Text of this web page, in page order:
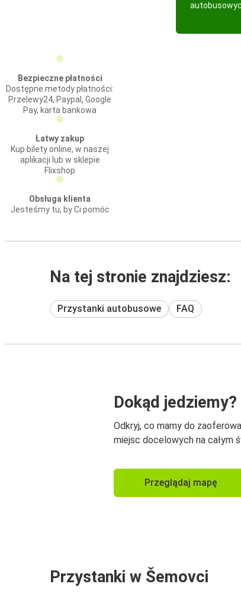
Bezpieczne płatności
Dostępne metody płatności:
Przelewy24, Paypal, Google
Pay, karta bankowa
Łatwy zakup
Kup bilety online, w naszej
aplikacji lub w sklepie
Flixshop
Obsługa klienta
Jesteśmy tu, by Ci pomóc
Na tej stronie znajdziesz:
Przystanki autobusowe FAQ
Dokąd jedziemy?
Odkryj, co mamy do
miejsc docelowych na całym
Przeglądaj mapę
Przystanki w Šemovci